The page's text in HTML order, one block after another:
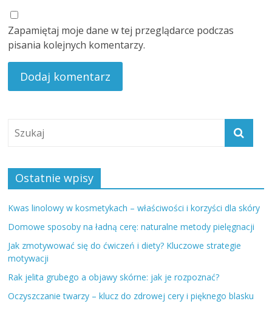
Zapamiętaj moje dane w tej przeglądarce podczas
pisania kolejnych komentarzy.
Ostatnie wpisy
Kwas linolowy w kosmetykach – właściwości i korzyści dla skóry
Domowe sposoby na ładną cerę: naturalne metody pielęgnacji
Jak zmotywować się do ćwiczeń i diety? Kluczowe strategie
motywacji
Rak jelita grubego a objawy skórne: jak je rozpoznać?
Oczyszczanie twarzy – klucz do zdrowej cery i pięknego blasku